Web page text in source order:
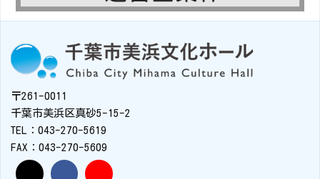
〒261-0011
千葉市美浜区真砂5-15-2
TEL：043-270-5619
FAX：043-270-5609